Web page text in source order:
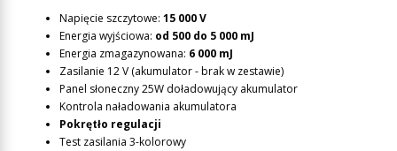
Napięcie szczytowe: 15 000 V
Energia wyjściowa: od 500 do 5 000 mJ
Energia zmagazynowana: 6 000 mJ
Zasilanie 12 V (akumulator - brak w zestawie)
Panel słoneczny 25W doładowujący akumulator
Kontrola naładowania akumulatora
Pokrętło regulacji
Test zasilania 3-kolorowy